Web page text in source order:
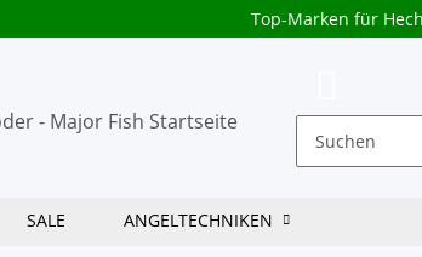
Top-Marken für
SALE ANGELTECHNIKEN